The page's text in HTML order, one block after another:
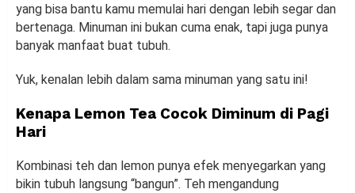
yang bisa bantu kamu memulai hari dengan lebih segar dan
bertenaga. Minuman ini bukan cuma enak, tapi juga punya
banyak manfaat buat tubuh.
Yuk, kenalan lebih dalam sama minuman yang satu ini!
Kenapa Lemon Tea Cocok Diminum di Pagi
Hari
Kombinasi teh dan lemon punya efek menyegarkan yang
bikin tubuh langsung “bangun”. Teh mengandung